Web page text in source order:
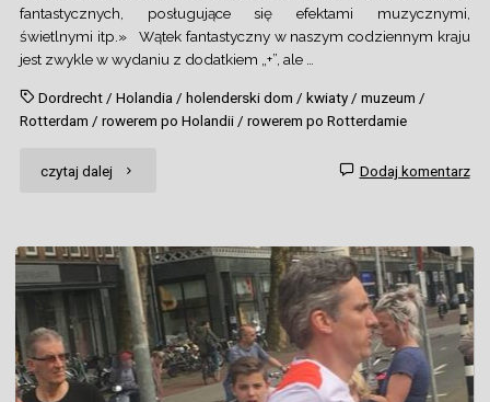
fantastycznych, posługujące się efektami muzycznymi,
świetlnymi itp.» Wątek fantastyczny w naszym codziennym kraju
jest zwykle w wydaniu z dodatkiem „+”, ale …
Dordrecht/ Holandia/ holenderski dom / kwiaty/ muzeum /
Rotterdam /rowerem po Holandii/rowerem po Rotterdamie
czytaj dalej "Na
czyli
feeria
płaskim
Dodaj komentarz